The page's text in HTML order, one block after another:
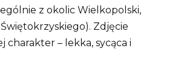
z okolic Wielkopolski,
Zdjęcie
charakter – lekka, sycąca i